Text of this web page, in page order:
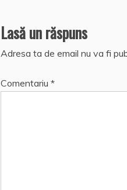
Lasă un răspuns
Adresa ta de email nu va fi
Comentariu *